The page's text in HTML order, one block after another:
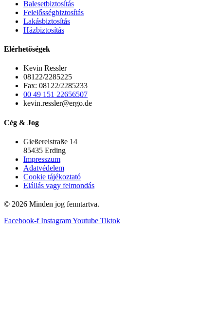
Balesetbiztosítás
Felelősségbiztosítás
Lakásbiztosítás
Házbiztosítás
Elérhetőségek
Kevin Ressler
08122/2285225
Fax: 08122/2285233
00 49 151 22656507
kevin.ressler@ergo.de
Cég & Jog
Gießereistraße 14
85435 Erding
Impresszum
Adatvédelem
Cookie tájékoztató
Elállás vagy felmondás
© 2026 Minden jog fenntartva.
Facebook-f InstagramYoutube Tiktok